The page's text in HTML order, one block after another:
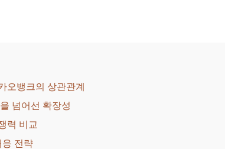
오뱅크의 상관관계
넘어선 확장성
력 비교
응 전략